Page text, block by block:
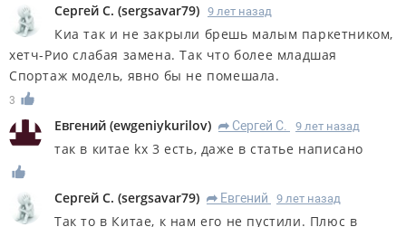
Сергей С. (sergsavar79) 9 лет назад
Киа так и не закрыли брешь малым паркетником,
хетч-Рио слабая замена. Так что более младшая
Спортаж модель, явно бы не помешала.
3
Евгений (ewgeniykurilov) R Сергей С. 9 лет назад
так в китае kx 3 есть, даже в статье написано
Сергей С. (sergsavar79) R Евгений 9 лет назад
Так то в Китае, к нам его не пустили. Плюс в